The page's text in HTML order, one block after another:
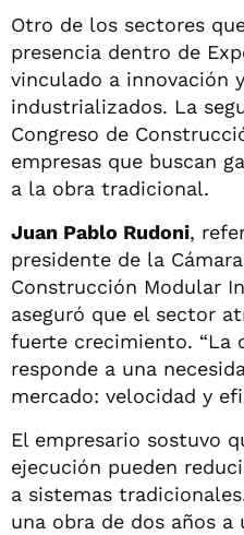
Otro de los sectores
presencia dentro de
vinculado a innovación
industrializados. La
Congreso de
empresas que buscan
a la obra tradicional.
Juan Pablo Rudoni,
presidente de la
Construcción Modular
aseguró que el sector
fuerte crecimiento. “La
responde a una
mercado: velocidad y
El empresario sostuvo
ejecución pueden
a sistemas
una obra de dos años a